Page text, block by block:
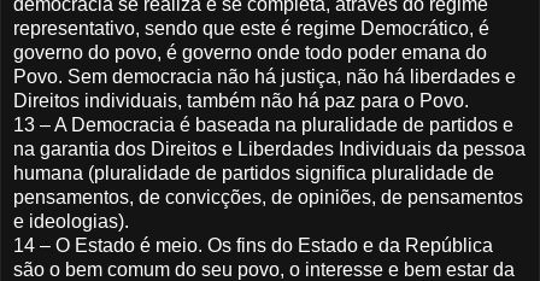
representativo, sendo que este é regime Democrático, é
governo do povo, é governo onde todo poder emana do
Povo. Sem democracia não há justiça, não há liberdades e
Direitos individuais, também não há paz para o Povo.
13 – A Democracia é baseada na pluralidade de partidos e
na garantia dos Direitos e Liberdades Individuais da pessoa
humana (pluralidade de partidos significa pluralidade de
pensamentos, de convicções, de opiniões, de pensamentos
e ideologias).
14 – O Estado é meio. Os fins do Estado e da República
são o bem comum do seu povo, o interesse e bem estar da